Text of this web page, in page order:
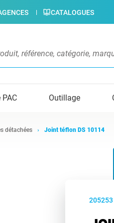
CATALOGUES
Outillage
détachées Joint téflon DS 10114
205253